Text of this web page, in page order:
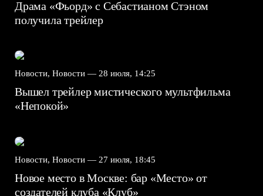
Драма «Фьорд» с Себастианом Стэном
получила трейлер
Новости, Новости — 28 июля, 14:25
Вышел трейлер мистического мультфильма
«Непокой»
Новости, Новости — 27 июля, 18:45
Новое место в Москве: бар «Место» от
создателей клуба «Клуб»